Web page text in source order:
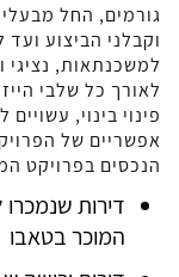
גורמים, החל
וקבלני הביצוע ועד
למשכנתאות, נציגי
לאורך כל שלבי
פינוי בינוי,
אפשריים של
הנכסים בפרויקט
דירות
המוכר בטאבו